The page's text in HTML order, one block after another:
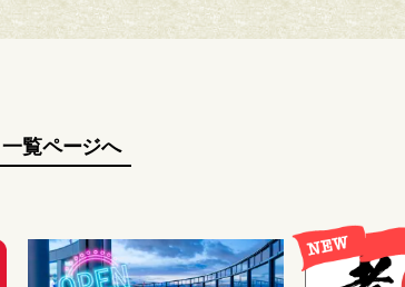
一覧ページへ